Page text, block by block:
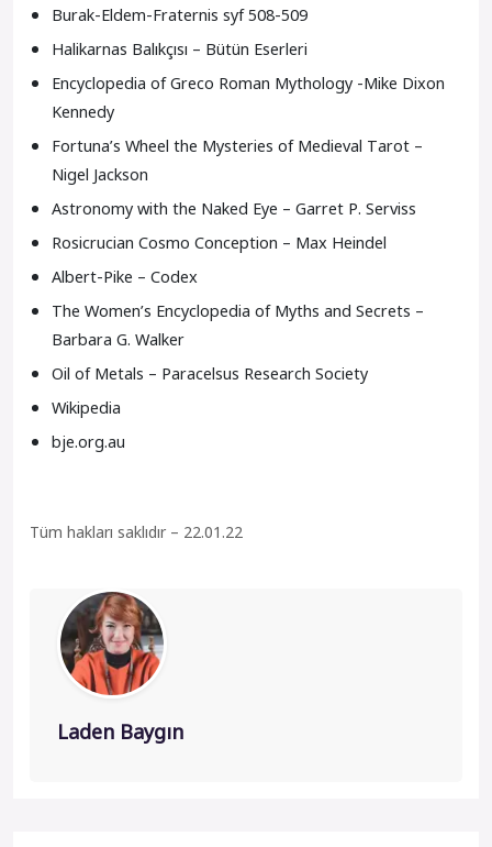
Burak-Eldem-Fraternis syf 508-509
Halikarnas Balıkçısı – Bütün Eserleri
Encyclopedia of Greco Roman Mythology -Mike Dixon
Kennedy
Fortuna’s Wheel the Mysteries of Medieval Tarot –
Nigel Jackson
Astronomy with the Naked Eye – Garret P. Serviss
Rosicrucian Cosmo Conception – Max Heindel
Albert-Pike – Codex
The Women’s Encyclopedia of Myths and Secrets –
Barbara G. Walker
Oil of Metals – Paracelsus Research Society
Wikipedia
bje.org.au
Tüm hakları saklıdır – 22.01.22
Laden Baygın